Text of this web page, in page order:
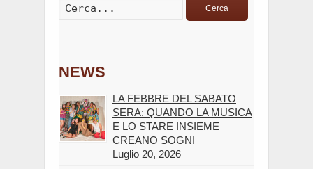
Cerca
NEWS
LA FEBBRE DEL SABATO
SERA: QUANDO LA MUSICA
E LO STARE INSIEME
CREANO SOGNI
Luglio 20, 2026